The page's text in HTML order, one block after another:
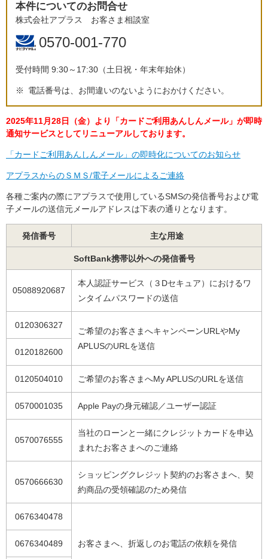
本件についてのお問合せ
株式会社アプラス お客さま相談室
0570-001-770
受付時間 9:30～17:30（土日祝・年末年始休）
※ 電話番号は、お間違いのないようにおかけください。
2025年11月28日（金）より「カードご利用あんしんメール」が即時
通知サービスとしてリニューアルしております。
「カードご利用あんしんメール」の即時化についてのお知らせ
アプラスからのＳＭＳ/電子メールによるご連絡
各種ご案内の際にアプラスで使用しているSMSの発信番号および電
子メールの送信元メールアドレスは下表の通りとなります。
発信番号 主な用途
SoftBank携帯以外への発信番号
05088920687
本人認証サービス（３Dセキュア）におけるワ
ンタイムパスワードの送信
0120306327
ご希望のお客さまへキャンペーンURLやMy
APLUSのURLを送信
0120182600
0120504010 ご希望のお客さまへMy APLUSのURLを送信
0570001035 Apple Payの身元確認／ユーザー認証
0570076555
当社のローンと一緒にクレジットカードを申込
まれたお客さまへのご連絡
0570666630
ショッピングクレジット契約のお客さまへ、契
約商品の受領確認のため発信
0676340478
お客さまへ、折返しのお電話の依頼を発信
0676340489